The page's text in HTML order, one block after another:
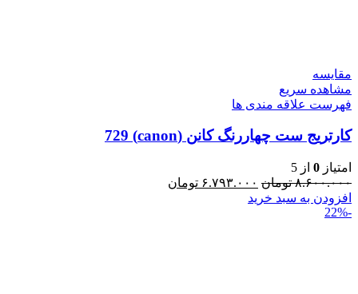
مقایسه
مشاهده سریع
فهرست علاقه مندی ها
کارتریج ست چهاررنگ کانن (canon) 729
امتیاز 0 از 5
۸.۶۰۰.۰۰۰ تومان ۶.۷۹۳.۰۰۰ تومان
افزودن به سبد خرید
-22%